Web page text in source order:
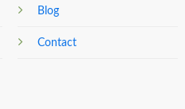
Blog
Contact